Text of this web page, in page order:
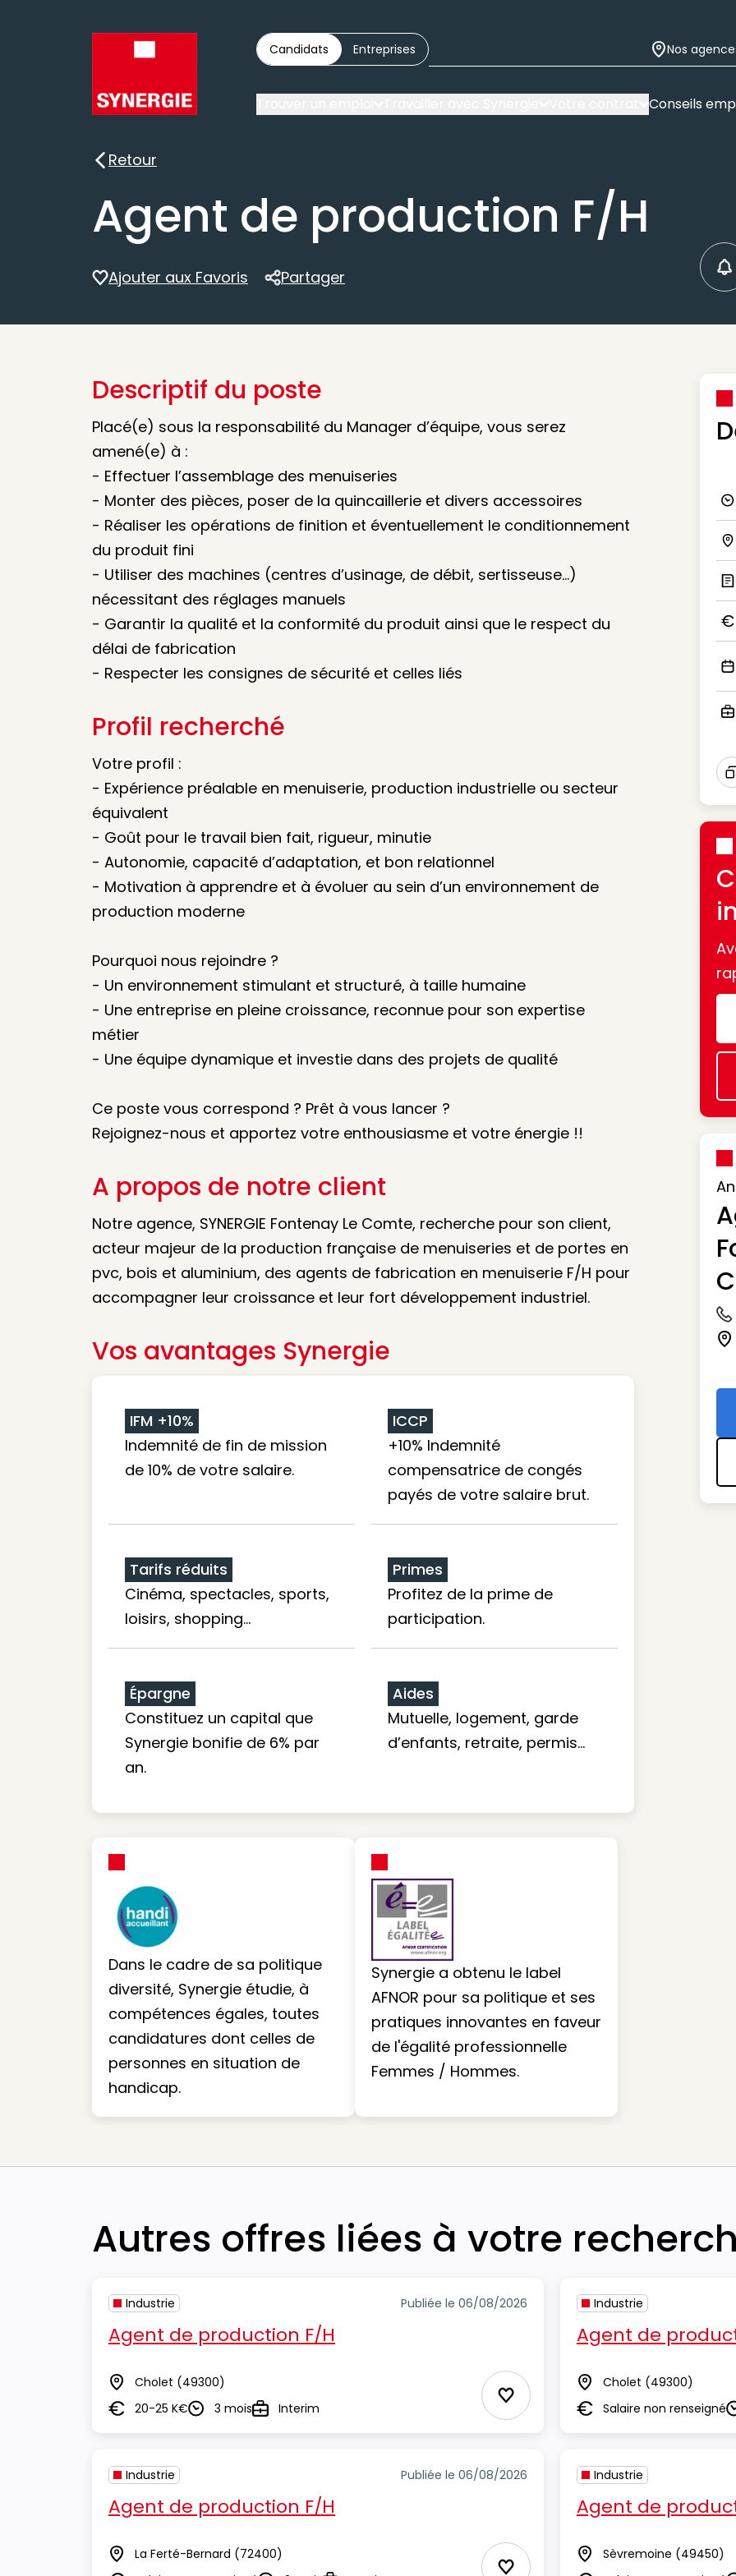
Candidats Entreprises Nos
Conseils
Retour
Retour
Agent de production F/H
Ajouter aux Favoris
Partager
Partager
Descriptif du poste
Placé(e) sous la responsabilité du Manager d’équipe, vous serez
amené(e) à :
- Effectuer l’assemblage des menuiseries
- Monter des pièces, poser de la quincaillerie et divers accessoires
- Réaliser les opérations de finition et éventuellement le conditionnement
du produit fini
- Utiliser des machines (centres d’usinage, de débit, sertisseuse…)
nécessitant des réglages manuels
- Garantir la qualité et la conformité du produit ainsi que le respect du
délai de fabrication
- Respecter les consignes de sécurité et celles liés
Profil recherché
Votre profil :
- Expérience préalable en menuiserie, production industrielle ou secteur
équivalent
- Goût pour le travail bien fait, rigueur, minutie
- Autonomie, capacité d’adaptation, et bon relationnel
- Motivation à apprendre et à évoluer au sein d’un environnement de
production moderne
Pourquoi nous rejoindre ?
- Un environnement stimulant et structuré, à taille humaine
- Une entreprise en pleine croissance, reconnue pour son expertise
métier
- Une équipe dynamique et investie dans des projets de qualité
Ce poste vous correspond ? Prêt à vous lancer ?
Rejoignez-nous et apportez votre enthousiasme et votre énergie !!
A propos de notre client
Notre agence, SYNERGIE Fontenay Le Comte, recherche pour son client,
acteur majeur de la production française de menuiseries et de portes en
pvc, bois et aluminium, des agents de fabrication en menuiserie F/H pour
accompagner leur croissance et leur fort développement industriel.
Vos avantages Synergie
IFM +10%
Indemnité de fin de mission
de 10% de votre salaire.
ICCP
+10% Indemnité
compensatrice de congés
payés de votre salaire brut.
Tarifs réduits
Cinéma, spectacles, sports,
loisirs, shopping...
Primes
Profitez de la prime de
participation.
Épargne
Constituez un capital que
Synergie bonifie de 6% par
an.
Aides
Mutuelle, logement, garde
d’enfants, retraite, permis…
Dans le cadre de sa politique
diversité, Synergie étudie, à
compétences égales, toutes
candidatures dont celles de
personnes en situation de
handicap.
Synergie a obtenu le label
AFNOR pour sa politique et ses
pratiques innovantes en faveur
de l'égalité professionnelle
Femmes / Hommes.
Autres offres liées à votre
Industrie Publiée le 06/08/2026
Agent de production F/H
Lieu Cholet (49300)
Salaire20-25 K€Durée3 moisTypeInterim Ajouter aux Favoris
Industrie
Agent de
Lieu Cholet (49300)
SalaireSalaire non renseigné
Industrie Publiée le 06/08/2026
Agent de production F/H
Lieu La Ferté-Bernard (72400)
Industrie
Agent de
Lieu Sèvremoine (49450)